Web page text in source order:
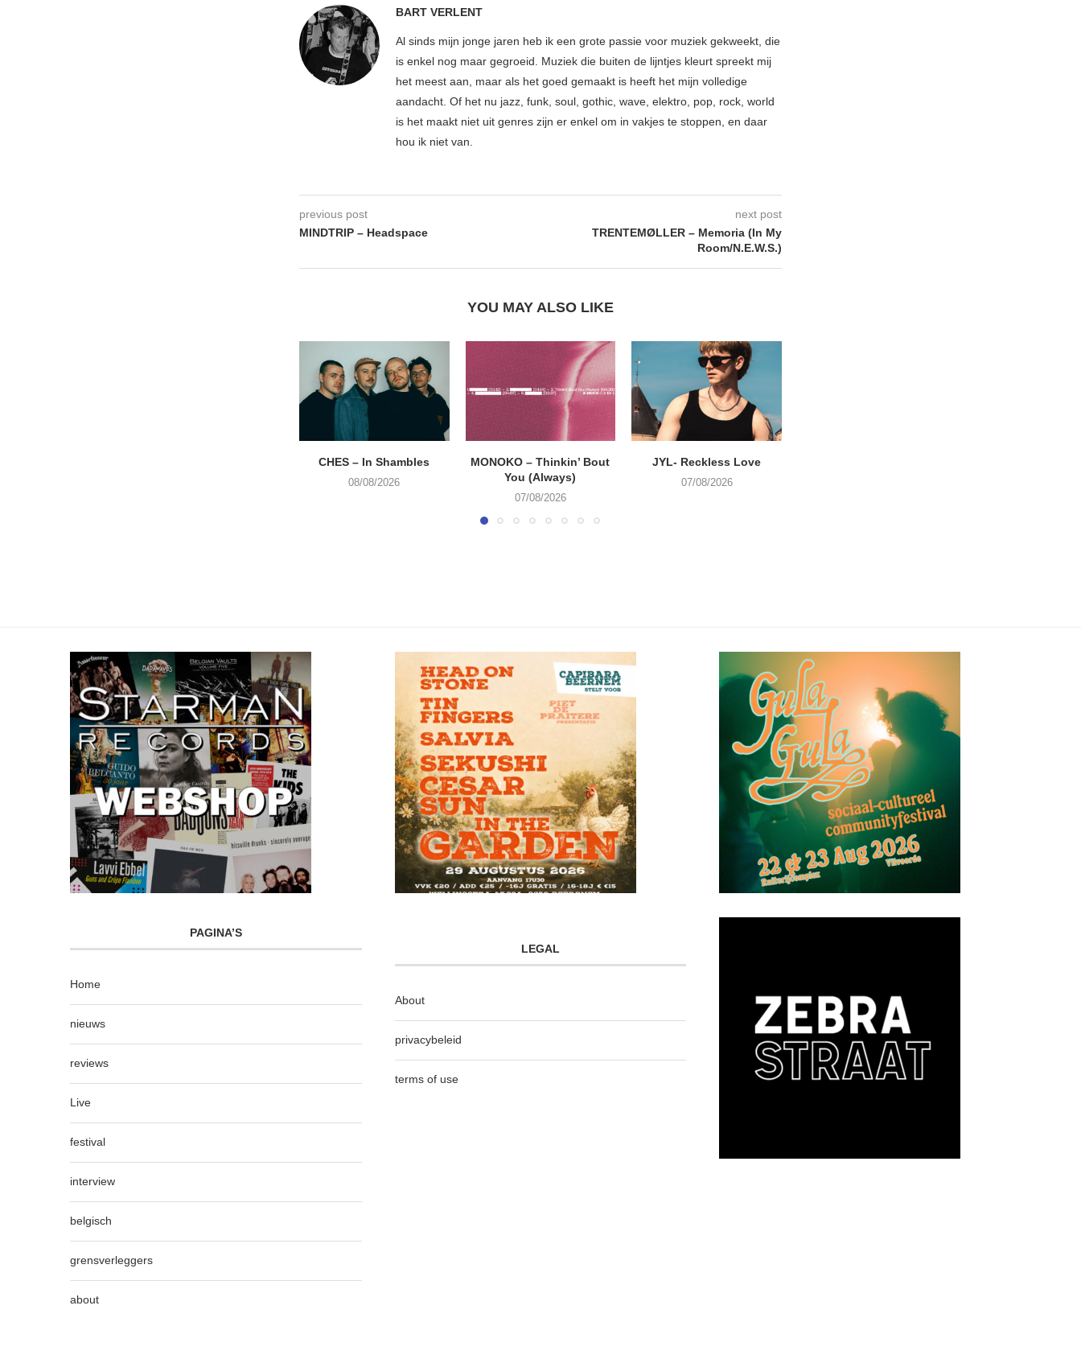
BART VERLENT
Al sinds mijn jonge jaren heb ik een grote passie voor muziek gekweekt, die
is enkel nog maar gegroeid. Muziek die buiten de lijntjes kleurt spreekt mij
het meest aan, maar als het goed gemaakt is heeft het mijn volledige
aandacht. Of het nu jazz, funk, soul, gothic, wave, elektro, pop, rock, world
is het maakt niet uit genres zijn er enkel om in vakjes te stoppen, en daar
hou ik niet van.
previous post
MINDTRIP – Headspace
next post
TRENTEMØLLER – Memoria (In My
Room/N.E.W.S.)
YOU MAY ALSO LIKE
CHES – In Shambles
08/08/2026
MONOKO – Thinkin’ Bout
You (Always)
07/08/2026
JYL- Reckless Love
07/08/2026
PAGINA’S
Home
nieuws
reviews
Live
festival
interview
belgisch
grensverleggers
about
LEGAL
About
privacybeleid
terms of use